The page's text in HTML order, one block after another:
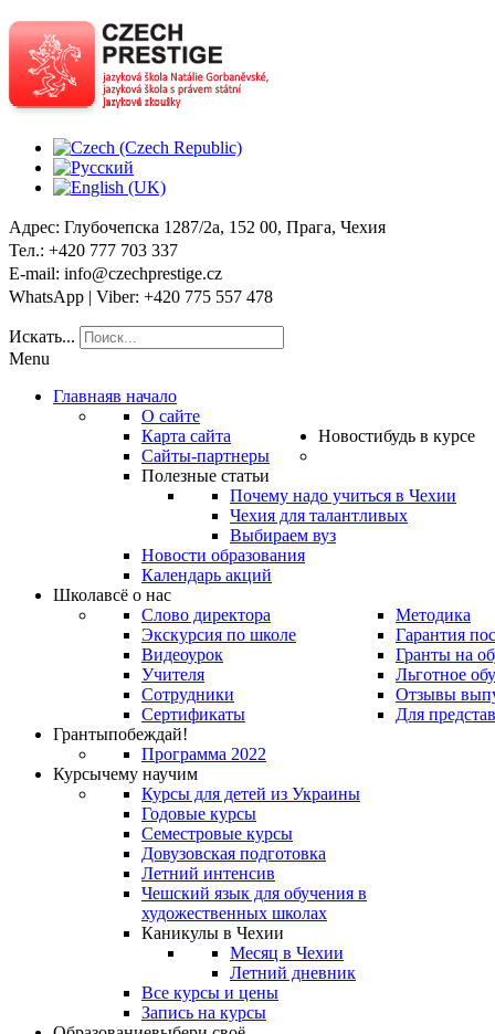
Адрес: Глубочепска 1287/2a, 152 00, Прага, Чехия
Тел.: +420 777 703 337
E-mail: info@czechprestige.cz
WhatsApp | Viber: +420 775 557 478
Искать...
Menu
Главнаяв начало
О сайте
Карта сайта
Сайты-партнеры
Новостибудь в курсе
Полезные статьи
Почему надо учиться в Чехии
Чехия для талантливых
Выбираем вуз
Новости образования
Календарь акций
Школавсё о нас
Слово директора
Экскурсия по школе
Видеоурок
Учителя
Сотрудники
Сертификаты
Методика
Гарантия
Гранты на
Льготное
Отзывы
Для
Грантыпобеждай!
Программа 2022
Курсычему научим
Курсы для детей из Украины
Годовые курсы
Семестровые курсы
Довузовская подготовка
Летний интенсив
Чешский язык для обучения в
художественных школах
Каникулы в Чехии
Месяц в Чехии
Летний дневник
Все курсы и цены
Запись на курсы